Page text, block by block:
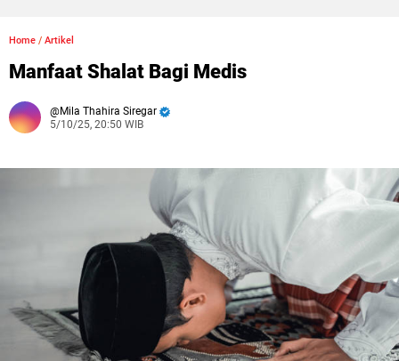
Home / Artikel
Manfaat Shalat Bagi Medis
Mila Thahira Siregar
5/10/25, 20:50 WIB